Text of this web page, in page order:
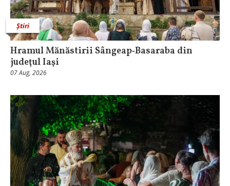
Știri
Hramul Mănăstirii Sângeap‑Basaraba din
judeţul Iaşi
07 Aug, 2026